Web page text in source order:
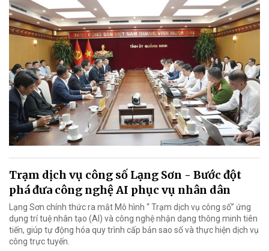
Trạm dịch vụ công số Lạng Sơn - Bước đột
phá đưa công nghệ AI phục vụ nhân dân
Lạng Sơn chính thức ra mắt Mô hình “ Trạm dịch vụ công số” ứng
dụng trí tuệ nhân tạo (AI) và công nghệ nhận dạng thông minh tiên
tiến, giúp tự động hóa quy trình cấp bản sao số và thực hiện dịch vụ
công trực tuyến.